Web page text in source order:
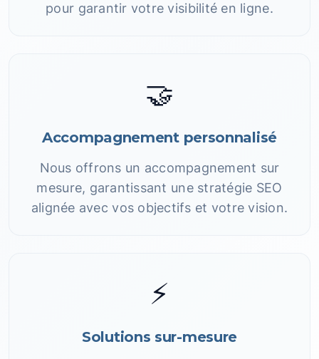
pour garantir votre visibilité en ligne.
🤝
Accompagnement personnalisé
Nous offrons un accompagnement sur
mesure, garantissant une stratégie SEO
alignée avec vos objectifs et votre vision.
⚡
Solutions sur-mesure